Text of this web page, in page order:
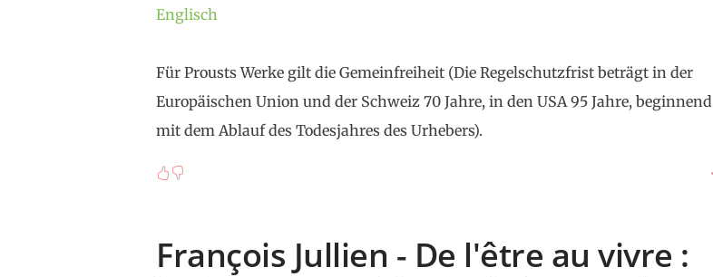
Englisch
Für Prousts Werke gilt die Gemeinfreiheit (Die Regelschutzfrist beträgt in der
Europäischen Union und der Schweiz 70 Jahre, in den USA 95 Jahre, beginnend
mit dem Ablauf des Todesjahres des Urhebers).
François Jullien - De l'être au vivre :